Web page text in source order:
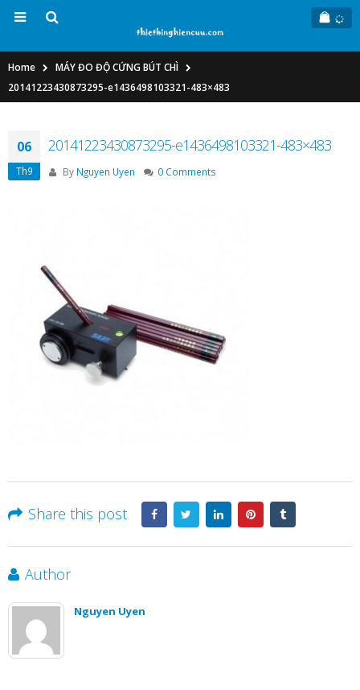
Home
MÁY ĐO ĐỘ CỨNG BÚT CHÌ
20141223430873295-e1436498103321-483×483
06
Th9
20141223430873295-e1436498103321-483×483
By Nguyen Uyen 0 Comments
Share this post
Author
Nguyen Uyen